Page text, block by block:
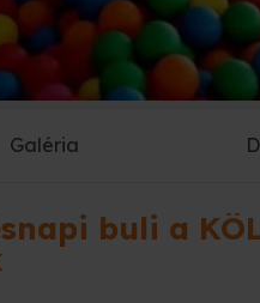
Galéria
buli a